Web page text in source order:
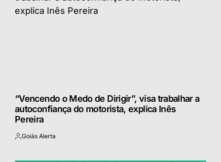
“Vencendo o Medo de Dirigir”, visa trabalhar a
autoconfiança do motorista, explica Inês
Pereira
Postado
Goiás Alerta